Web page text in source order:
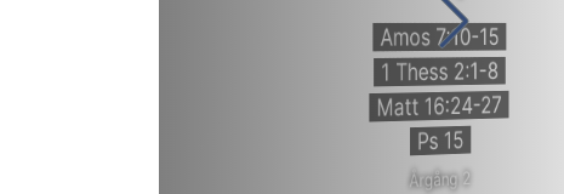
Amos 7:10-15
1 Thess 2:1-8
Matt 16:24-27
Ps 15
Årgång 2